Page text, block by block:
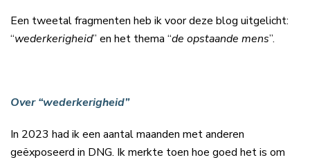
Een tweetal fragmenten heb ik voor deze blog uitgelicht:
“wederkerigheid” en het thema “de opstaande mens”.
Over “wederkerigheid”
In 2023 had ik een aantal maanden met anderen
geëxposeerd in DNG. Ik merkte toen hoe goed het is om